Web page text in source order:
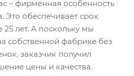
– фирменная особенность
Это обеспечивает срок
лет. А поскольку мы
собственной фабрике без
заказчик получил
цены и качества.